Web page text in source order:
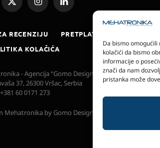
Da bismo
kolačići da bismo
informacije o
znači da nam
pristanka može
X
(Twitter)
InstagramLinkedIn
RECENZIJU PRETPLATA
KOLAČIĆA
- Agencija “Gomo Design”
37, 26300 Vršac, Serbia
+381 60 0171 273
Mehatronika by Gomo Design.